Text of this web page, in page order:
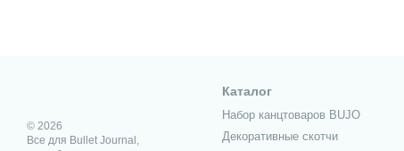
© 2026
Все для Bullet Journal,
Каталог
Набор канцтоваров BUJO
Декоративные скотчи